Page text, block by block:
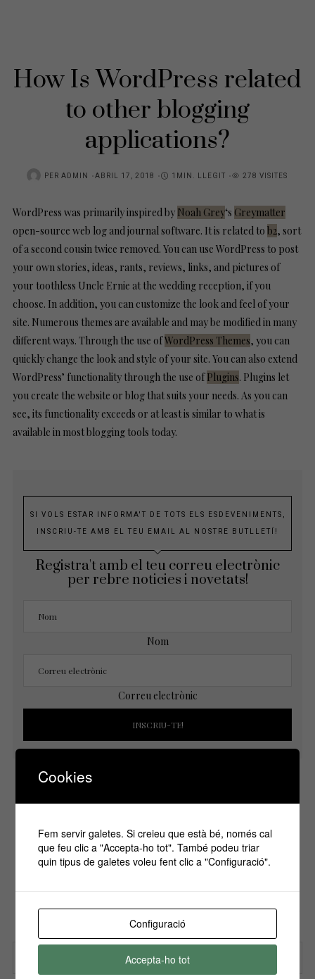
How Is WordPress related
to other blogging
applications?
PER ADMIN
POSTED
ABRIL 17, 2018 1MIN. LLEGIT 278 VISITES
WordPress was primarily inspired by Noah Grey‘s Greymatter
open-source web log and journal software. It is related to b2, sort
of a second cousin twice removed. You can use WordPress to post
your own stories, ideas, rants, reviews, links, and pictures of
your toothless Uncle Ernie at the wedding reception, if you
choose. In addition, you can customize the look and feel of your
site. Numerous themes are available and may be modified in many
different ways. Through the use ofWordPress Themes, you can
quickly change the look and style of your site. You can also extend
WordPress’ functionality through the use ofPlugins. Plugins let
you create the website or blog that suits your needs. As you can
see, its functionality exceeds or at least is similar to what is
available in most blogging tools today.
SI VOLS ESTAR INFORMA'T DE TOTS ELS ESDEVENIMENTS,
INSCRIU-TE AMB EL TEU EMAIL AL NOSTRE BUTLLETÍ!
Registra't amb el teu correu electrònic
per rebre noticies i novetats!
Nom
Correu electrònic
Si vols estar informa't de tots els
esdeveniments, inscriu-te amb el teu email al
nostre butlletí!
Cookies
Fem servir galetes. Si creieu que està bé, només cal
que feu clic a "Accepta-ho tot". També podeu triar
quin tipus de galetes voleu fent clic a "Configuració".
Configuració
Accepta-ho tot